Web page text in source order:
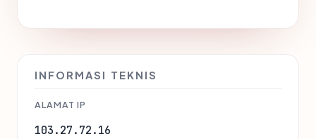
INFORMASI TEKNIS
ALAMAT IP
103.27.72.16